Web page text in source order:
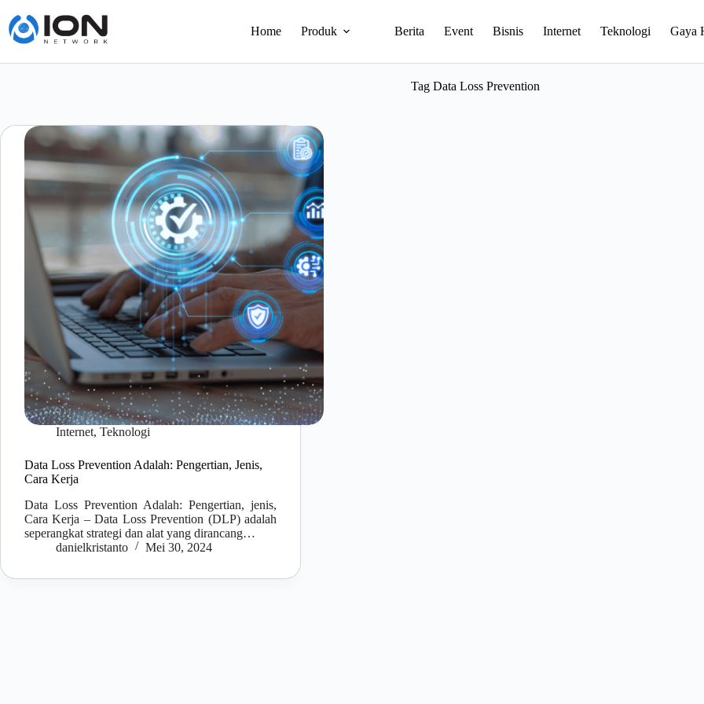
content
Home Produk Berita Event Bisnis Internet Teknologi Gaya
TagData Loss Prevention
Internet, Teknologi
Data Loss Prevention Adalah: Pengertian, Jenis,
Cara Kerja
Data Loss Prevention Adalah: Pengertian, jenis,
Cara Kerja – Data Loss Prevention (DLP) adalah
seperangkat strategi dan alat yang dirancang…
danielkristanto
Mei 30, 2024